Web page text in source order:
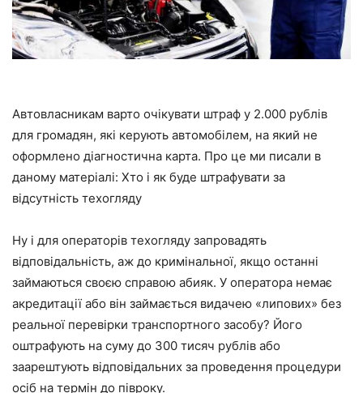
Автовласникам варто очікувати штраф у 2.000 рублів
для громадян, які керують автомобілем, на який не
оформлено діагностична карта. Про це ми писали в
даному матеріалі: Хто і як буде штрафувати за
відсутність техогляду
Ну і для операторів техогляду запровадять
відповідальність, аж до кримінальної, якщо останні
займаються своєю справою абияк. У оператора немає
акредитації або він займається видачею «липових» без
реальної перевірки транспортного засобу? Його
оштрафують на суму до 300 тисяч рублів або
заарештують відповідальних за проведення процедури
осіб на термін до півроку.